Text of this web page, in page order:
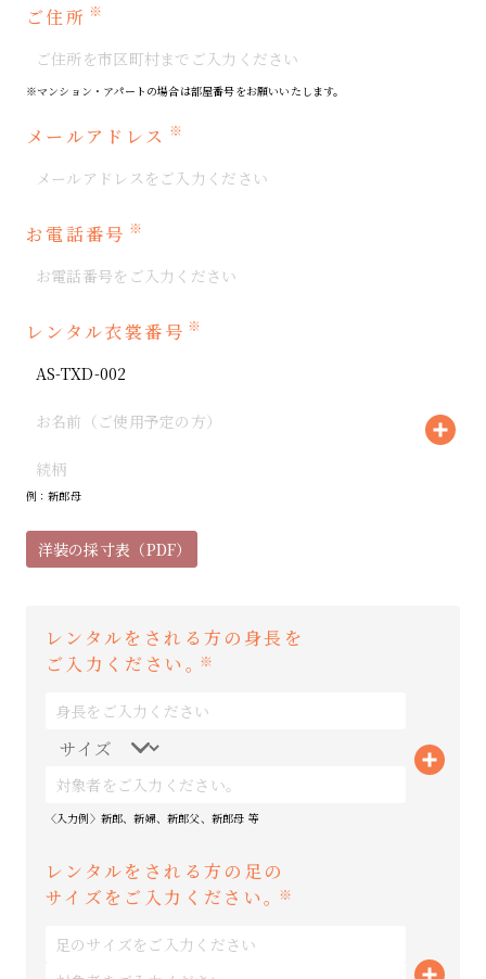
ご住所 ※
※マンション・アパートの場合は部屋番号をお願いいたします。
メールアドレス ※
お電話番号 ※
レンタル衣裳番号 ※
例：新郎母
洋装の採寸表（PDF）
レンタルをされる方の身長を
ご入力ください。※
〈入力例〉新郎、新婦、新郎父、新郎母 等
レンタルをされる方の足の
サイズをご入力ください。※